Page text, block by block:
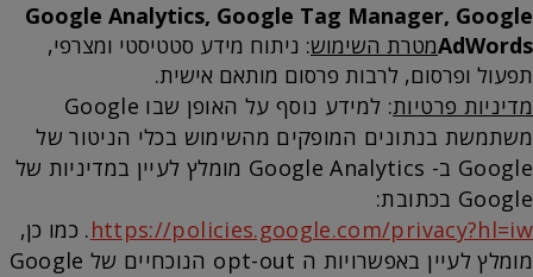
Google Analytics, Google Tag Manager, Google
AdWordsמטרת השימוש: ניתוח מידע סטטיסטי ומצרפי,
תפעול ופרסום, לרבות פרסום מותאם אישית.
מדיניות פרטיות
: למידע נוסף על האופן שבו Google
משתמשת בנתונים המופקים מהשימוש בכלי הניטור של
Google ב- Google Analytics מומלץ לעיין במדיניות של
Google בכתובת:
https://policies.google.com/privacy?hl=iw. כמו כן,
מומלץ לעיין באפשרויות ה opt-out הנוכחיים של Google